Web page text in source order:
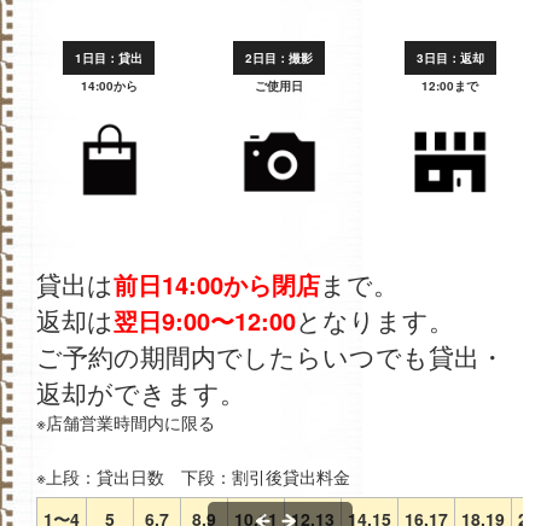
1日目：貸出
14:00から
2日目：撮影
ご使用日
3日目：返却
12:00まで
貸出は前日14:00から閉店まで。
返却は翌日9:00〜12:00となります。
ご予約の期間内でしたらいつでも貸出・
返却ができます。
※店舗営業時間内に限る
※上段：貸出日数 下段：割引後貸出料金
1〜4
5 6,7 8,9 10,11 12,13 14,15 16,17 18,19